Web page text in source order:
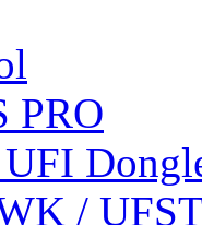
PRO
/